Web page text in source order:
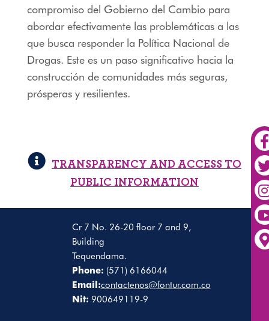
compromiso del Gobierno del Cambio para
abordar efectivamente las problemáticas a las
que busca responder la Política Nacional de
Drogas. Este es un paso significativo hacia la
construcción de comunidades más seguras,
prósperas y resilientes.
TRANSPARENCY AND ACCESS TO
PUBLIC INFORMATION
Cr 7 No. 26-20 floor 7 and 9,
Building
Tequendama.
Phone: (571) 6166044
Email:contactenos@fontur.com.co
Nit: 900649119-9